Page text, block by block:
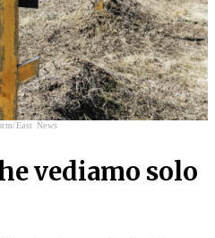
East News
vediamo solo